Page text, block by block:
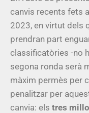
canvis recents fets
2023, en virtut dels
prendran part
classificatòries -no
segona ronda serà
màxim permès per
penalitzar per
canvia: els tres